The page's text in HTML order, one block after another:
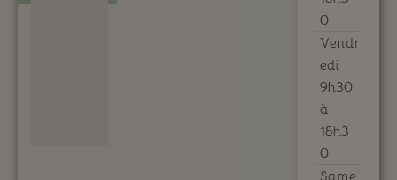
0
Vendr
edi
9h30
à
18h3
0